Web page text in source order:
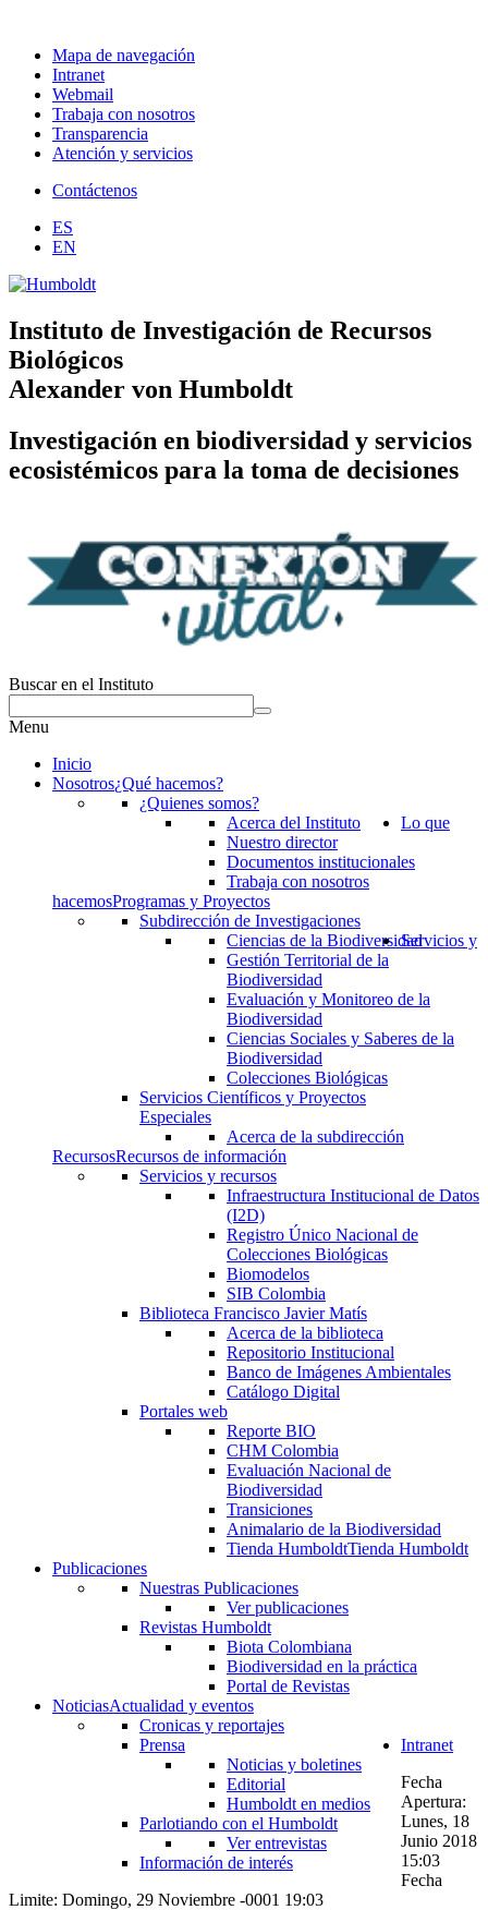
Mapa de navegación
Intranet
Webmail
Trabaja con nosotros
Transparencia
Atención y servicios
Contáctenos
ES
EN
Instituto de Investigación de Recursos
Biológicos
Alexander von Humboldt
Investigación en biodiversidad y servicios
ecosistémicos para la toma de decisiones
Buscar en el Instituto
Menu
Inicio
Nosotros¿Qué hacemos?
¿Quienes somos?
Acerca del Instituto
Nuestro director
Documentos institucionales
Trabaja con nosotros
Lo que
hacemosProgramas y Proyectos
Subdirección de Investigaciones
Ciencias de la Biodiversidad
Gestión Territorial de la
Biodiversidad
Evaluación y Monitoreo de la
Biodiversidad
Ciencias Sociales y Saberes de la
Biodiversidad
Colecciones Biológicas
Servicios Científicos y Proyectos
Especiales
Acerca de la subdirección
Servicios y
RecursosRecursos de información
Servicios y recursos
Infraestructura Institucional de Datos
(I2D)
Registro Único Nacional de
Colecciones Biológicas
Biomodelos
SIB Colombia
Biblioteca Francisco Javier Matís
Acerca de la biblioteca
Repositorio Institucional
Banco de Imágenes Ambientales
Catálogo Digital
Portales web
Reporte BIO
CHM Colombia
Evaluación Nacional de
Biodiversidad
Transiciones
Animalario de la Biodiversidad
Tienda HumboldtTienda Humboldt
Publicaciones
Nuestras Publicaciones
Ver publicaciones
Revistas Humboldt
Biota Colombiana
Biodiversidad en la práctica
Portal de Revistas
NoticiasActualidad y eventos
Cronicas y reportajes
Prensa
Noticias y boletines
Editorial
Humboldt en medios
Parlotiando con el Humboldt
Ver entrevistas
Información de interés
Intranet
Fecha
Apertura:
Lunes, 18
Junio 2018
15:03
Fecha
Limite: Domingo, 29 Noviembre -0001 19:03